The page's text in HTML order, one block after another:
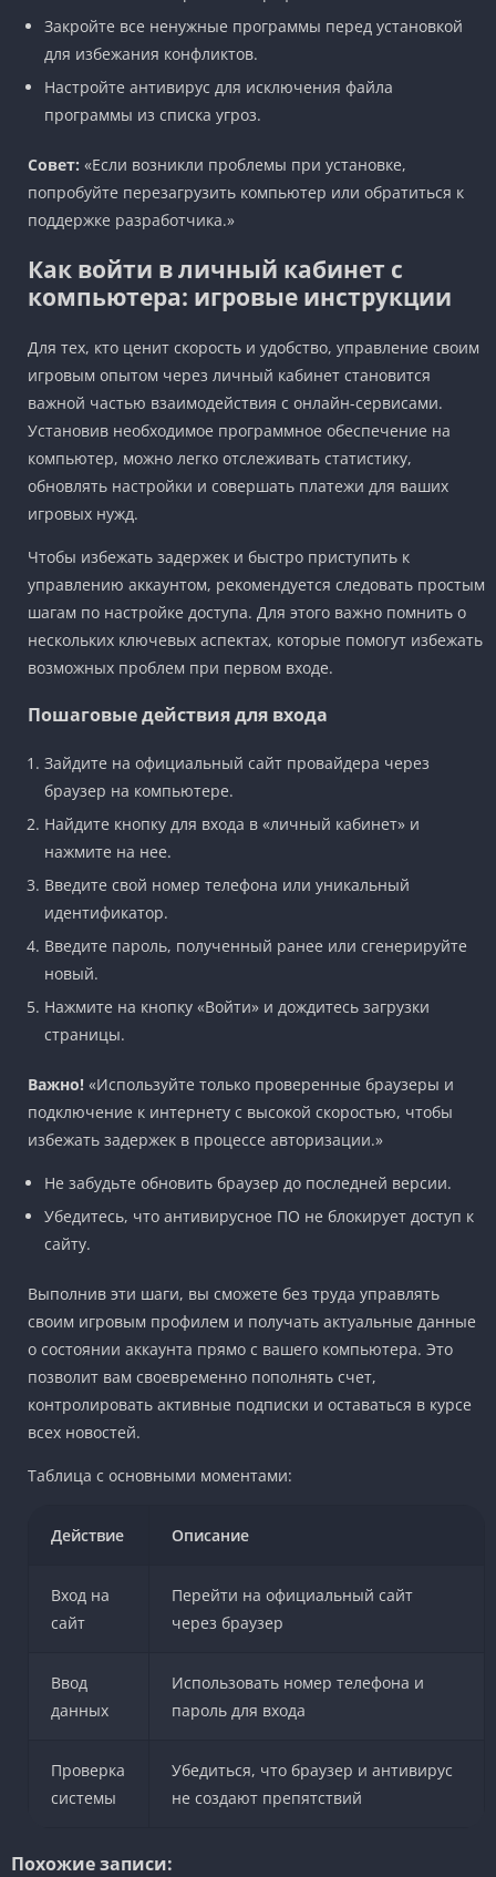
Закройте все ненужные программы перед установкой
для избежания конфликтов.
Настройте антивирус для исключения файла
программы из списка угроз.
Совет: «Если возникли проблемы при установке,
попробуйте перезагрузить компьютер или обратиться к
поддержке разработчика.»
Как войти в личный кабинет с
компьютера: игровые инструкции
Для тех, кто ценит скорость и удобство, управление своим
игровым опытом через личный кабинет становится
важной частью взаимодействия с онлайн-сервисами.
Установив необходимое программное обеспечение на
компьютер, можно легко отслеживать статистику,
обновлять настройки и совершать платежи для ваших
игровых нужд.
Чтобы избежать задержек и быстро приступить к
управлению аккаунтом, рекомендуется следовать простым
шагам по настройке доступа. Для этого важно помнить о
нескольких ключевых аспектах, которые помогут избежать
возможных проблем при первом входе.
Пошаговые действия для входа
Зайдите на официальный сайт провайдера через
браузер на компьютере.
Найдите кнопку для входа в «личный кабинет» и
нажмите на нее.
Введите свой номер телефона или уникальный
идентификатор.
Введите пароль, полученный ранее или сгенерируйте
новый.
Нажмите на кнопку «Войти» и дождитесь загрузки
страницы.
Важно! «Используйте только проверенные браузеры и
подключение к интернету с высокой скоростью, чтобы
избежать задержек в процессе авторизации.»
Не забудьте обновить браузер до последней версии.
Убедитесь, что антивирусное ПО не блокирует доступ к
сайту.
Выполнив эти шаги, вы сможете без труда управлять
своим игровым профилем и получать актуальные данные
о состоянии аккаунта прямо с вашего компьютера. Это
позволит вам своевременно пополнять счет,
контролировать активные подписки и оставаться в курсе
всех новостей.
Таблица с основными моментами:
Действие Описание
Вход на
сайт
Перейти на официальный сайт
через браузер
Ввод
данных
Использовать номер телефона и
пароль для входа
Проверка
системы
Убедиться, что браузер и антивирус
не создают препятствий
Похожие записи: